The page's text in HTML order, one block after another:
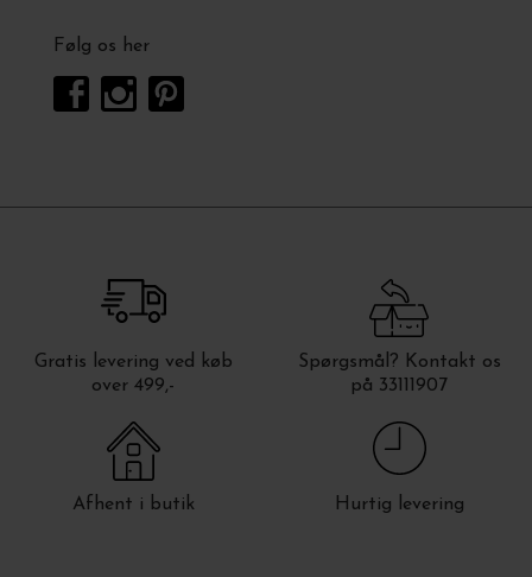
Følg os her
Gratis levering ved køb
over 499,-
Spørgsmål? Kontakt os
på 33111907
Afhent i butik Hurtig levering